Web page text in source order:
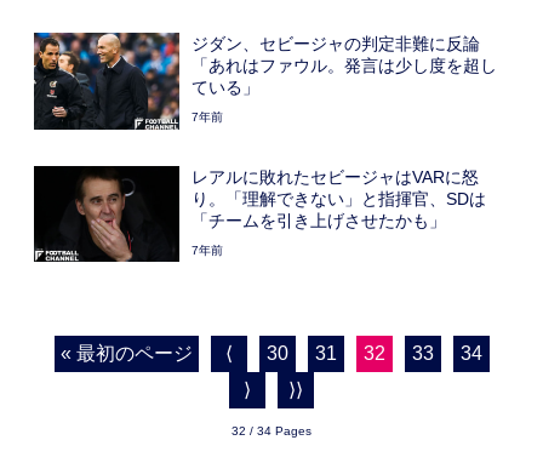
ジダン、セビージャの判定非難に反論
「あれはファウル。発言は少し度を超し
ている」
7年前
レアルに敗れたセビージャはVARに怒
り。「理解できない」と指揮官、SDは
「チームを引き上げさせたかも」
7年前
« 最初のページ ⟨ 30 31 32 33
34
⟩
⟩⟩
32 / 34 Pages